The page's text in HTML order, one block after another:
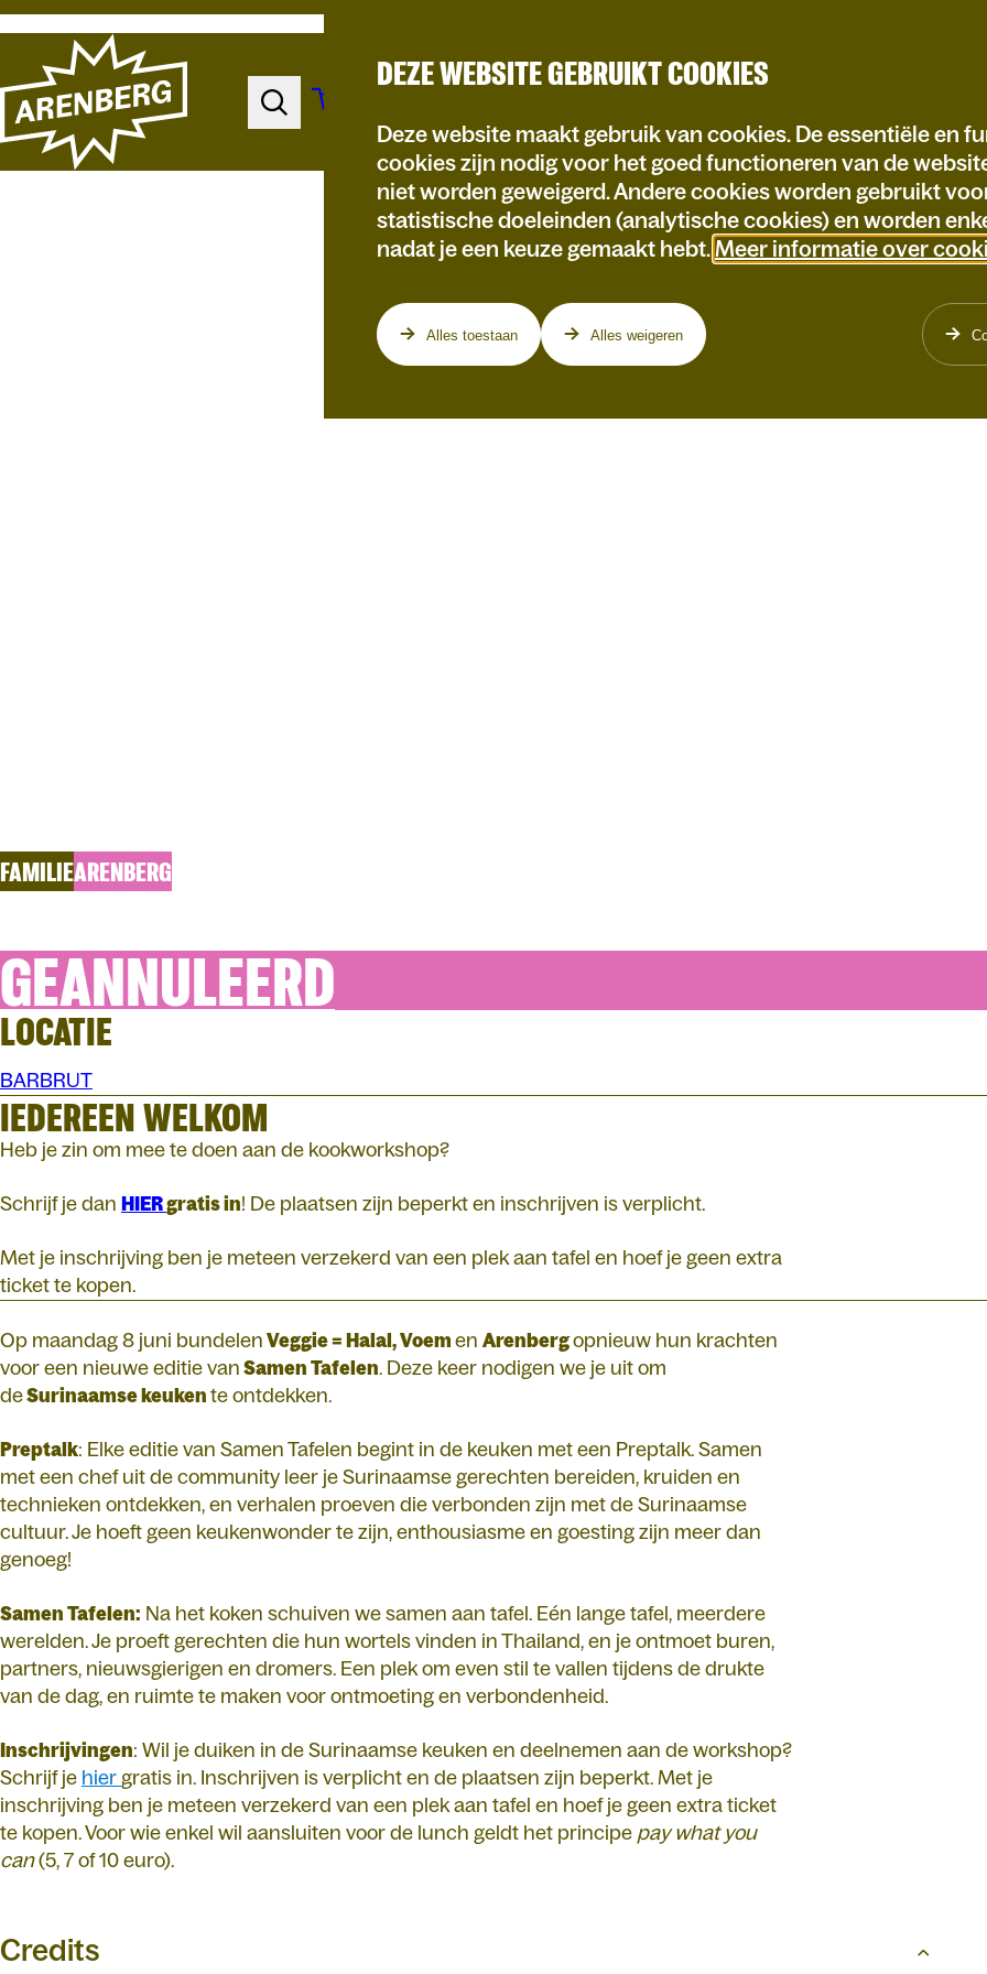
DEZE WEBSITE GEBRUIKT COOKIES
Deze website maakt gebruik van cookies. De essentiële en
cookies zijn nodig voor het goed functioneren van de
niet worden geweigerd. Andere cookies worden gebruikt
statistische doeleinden (analytische cookies) en worden
nadat je een keuze gemaakt hebt.Meer informatie over
Alles toestaan Alles weigeren
FAMILIEARENBERG
GEANNULEERD
LOCATIE
BARBRUT
IEDEREEN WELKOM
Heb je zin om mee te doen aan de kookworkshop?
Schrijf je dan HIERgratis in! De plaatsen zijn beperkt en inschrijven is verplicht.
Met je inschrijving ben je meteen verzekerd van een plek aan tafel en hoef je geen extra
ticket te kopen.
Op maandag 8 juni bundelen Veggie = Halal, Voemen Arenbergopnieuw hun krachten
voor een nieuwe editie van Samen Tafelen. Deze keer nodigen we je uit om
deSurinaamse keuken te ontdekken.
Preptalk: Elke editie van Samen Tafelen begint in de keuken met een Preptalk. Samen
met een chef uit de community leer je Surinaamse gerechten bereiden, kruiden en
technieken ontdekken, en verhalen proeven die verbonden zijn met de Surinaamse
cultuur. Je hoeft geen keukenwonder te zijn, enthousiasme en goesting zijn meer dan
genoeg!
Samen Tafelen: Na het koken schuiven we samen aan tafel. Eén lange tafel, meerdere
werelden. Je proeft gerechten die hun wortels vinden in Thailand, en je ontmoet buren,
partners, nieuwsgierigen en dromers. Een plek om even stil te vallen tijdens de drukte
van de dag, en ruimte te maken voor ontmoeting en verbondenheid.
Inschrijvingen: Wil je duiken in de Surinaamse keuken en deelnemen aan de workshop?
Schrijf je hier gratis in. Inschrijven is verplicht en de plaatsen zijn beperkt. Met je
inschrijving ben je meteen verzekerd van een plek aan tafel en hoef je geen extra ticket
te kopen. Voor wie enkel wil aansluiten voor de lunch geldt het principe pay what you
can(5, 7 of 10 euro).
Credits